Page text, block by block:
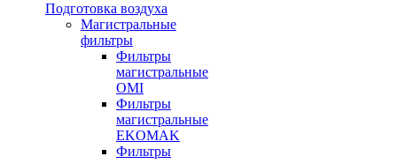
Подготовка воздуха
Магистральные
фильтры
Фильтры
магистральные
OMI
Фильтры
магистральные
EKOMAK
Фильтры